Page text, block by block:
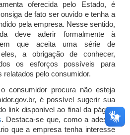
oferecida pelo Estado, é
de fato ser ouvido e tenha a
pela empresa. Nesse sentido,
deve aderir formalmente à
em que aceita uma série de
a obrigação de conhecer,
os esforços possíveis para
relatados pelo consumidor.
consumidor procura não esteja
é possível sugerir sua
link disponível ao final da página
. Destaca-se que, como a adesão
que a empresa tenha interesse